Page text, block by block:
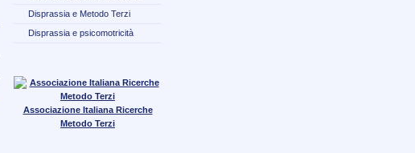
Disprassia e Metodo Terzi
Disprassia e psicomotricità
Associazione Italiana Ricerche
Metodo Terzi